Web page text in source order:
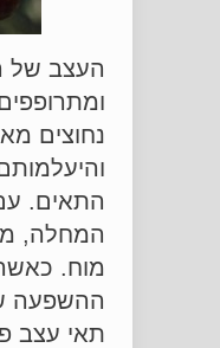
העצב של
נחוצים
התאים.
המחלה,
מוח.
ההשפעה
תאי עצב